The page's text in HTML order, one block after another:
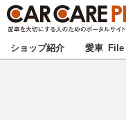
★カーケアプラス認定★
ショップ紹介 愛車 File